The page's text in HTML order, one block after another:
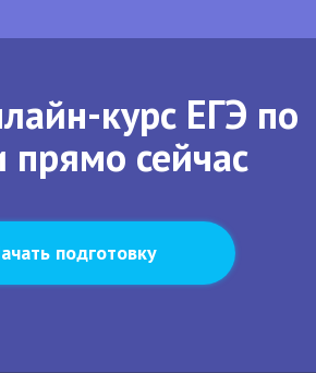
курс ЕГЭ по
сейчас
подготовку